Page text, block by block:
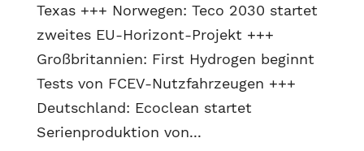
Texas +++ Norwegen: Teco 2030 startet
zweites EU-Horizont-Projekt +++
Großbritannien: First Hydrogen beginnt
Tests von FCEV-Nutzfahrzeugen +++
Deutschland: Ecoclean startet
Serienproduktion von...